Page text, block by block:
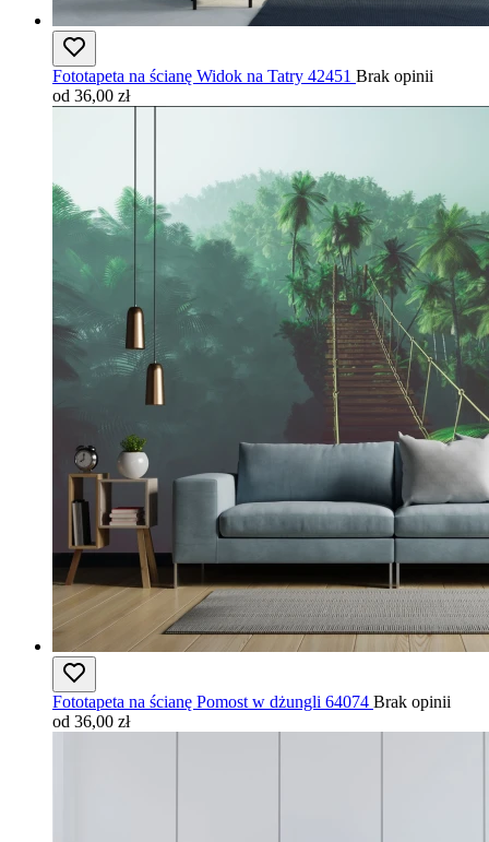
Fototapeta na ścianę Widok na Tatry 42451 Brak opinii
od 36,00 zł
Fototapeta na ścianę Pomost w dżungli 64074 Brak opinii
od 36,00 zł